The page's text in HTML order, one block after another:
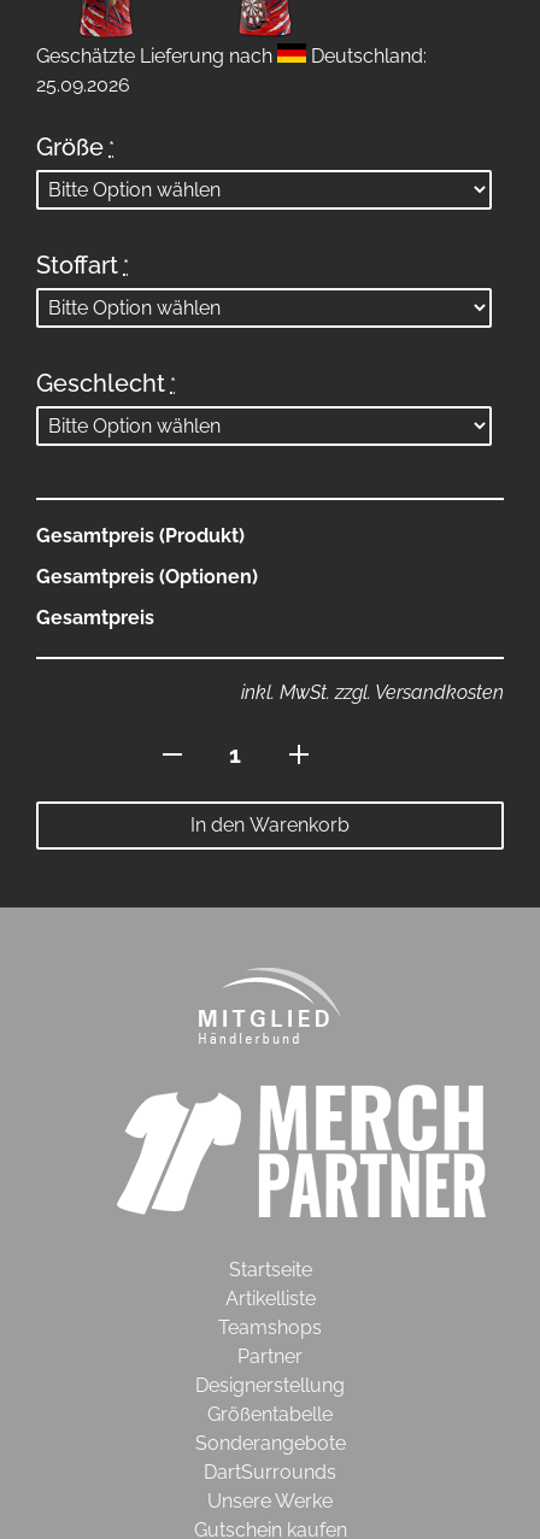
Geschätzte Lieferung nach
Deutschland:
25.09.2026
Größe *
Stoffart *
Geschlecht *
Gesamtpreis (Produkt)
Gesamtpreis (Optionen)
Gesamtpreis
inkl. MwSt. zzgl. Versandkosten
Knopfleiste
Menge
In den Warenkorb
Startseite
Artikelliste
Teamshops
Partner
Designerstellung
Größentabelle
Sonderangebote
DartSurrounds
Unsere Werke
Gutschein kaufen